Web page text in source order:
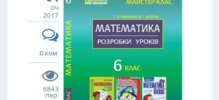
січ
2017
0 ком.
6843
пер.